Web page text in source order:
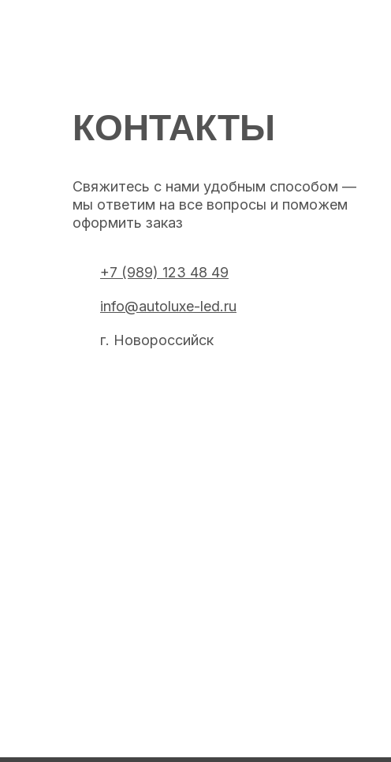
КОНТАКТЫ
Свяжитесь с нами удобным способом —
мы ответим на все вопросы и поможем
оформить заказ
+7 (989) 123 48 49
info@autoluxe-led.ru
г. Новороссийск